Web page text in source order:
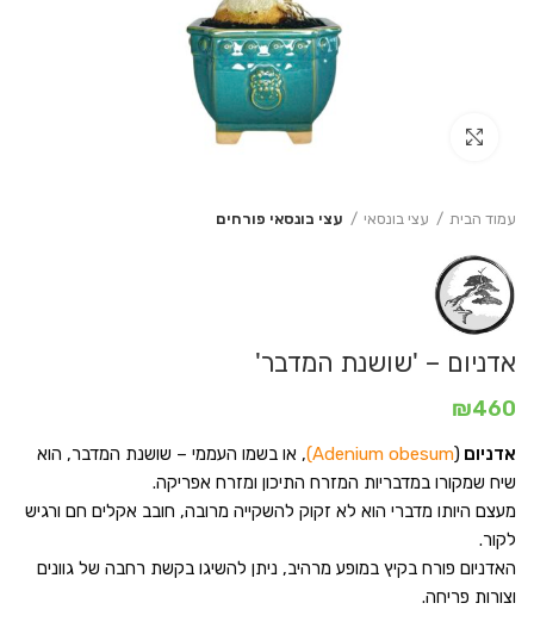
עמוד הבית עצי בונסאי עצי בונסאי פורחים
אדניום – 'שושנת המדבר'
₪460
אדניום (
Adenium obesum) , או בשמו העממי – שושנת המדבר, הוא
שיח שמקורו במדבריות המזרח התיכון ומזרח אפריקה.
מעצם היותו מדברי הוא לא זקוק להשקייה מרובה, חובב אקלים חם ורגיש
לקור.
האדניום פורח בקיץ במופע מרהיב, ניתן להשיגו בקשת רחבה של גוונים
וצורות פריחה.